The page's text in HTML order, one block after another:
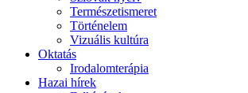
Természetismeret
Történelem
Vizuális kultúra
Oktatás
Irodalomterápia
Hazai hírek